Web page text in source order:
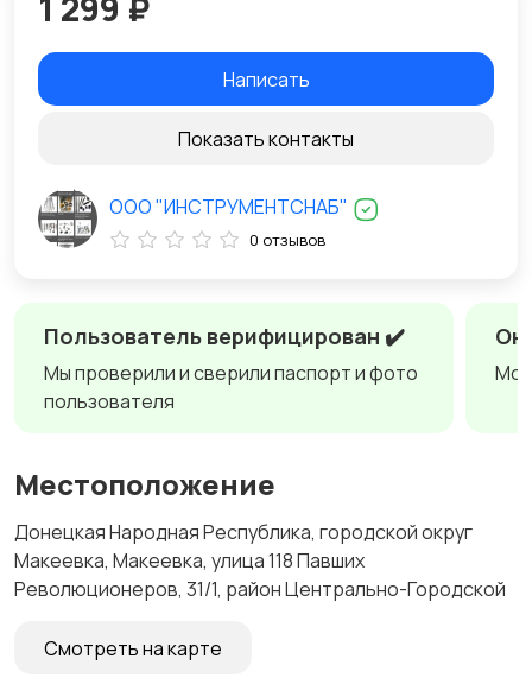
Пользователь верифицирован ✔️
Мы проверили и сверили паспорт и фото
пользователя
Местоположение
Донецкая Народная Республика, городской округ
Макеевка, Макеевка, улица 118 Павших
Революционеров, 31/1, район Центрально-Городской
Смотреть на карте
Написать
Показать контакты
ООО "ИНСТРУМЕНТСНАБ"
0 отзывов